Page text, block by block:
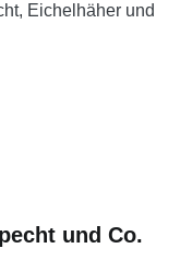
Eichelhäher und
und Co.